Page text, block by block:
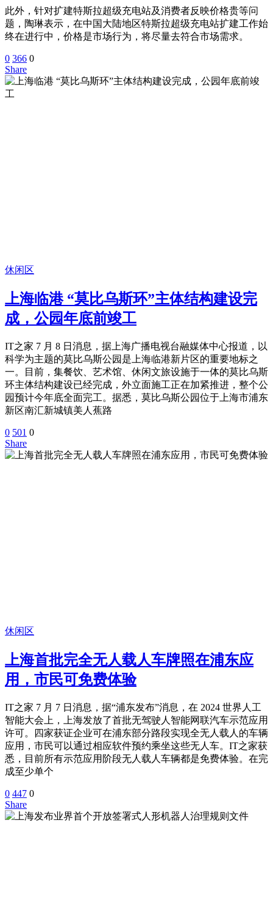
此外，针对扩建特斯拉超级充电站及消费者反映价格贵等问
题，陶琳表示，在中国大陆地区特斯拉超级充电站扩建工作始
终在进行中，价格是市场行为，将尽量去符合市场需求。
0 366 0
Share
休闲区
上海临港 “莫比乌斯环”主体结构建设完
成，公园年底前竣工
IT之家 7 月 8 日消息，据上海广播电视台融媒体中心报道，以
科学为主题的莫比乌斯公园是上海临港新片区的重要地标之
一。目前，集餐饮、艺术馆、休闲文旅设施于一体的莫比乌斯
环主体结构建设已经完成，外立面施工正在加紧推进，整个公
园预计今年底全面完工。据悉，莫比乌斯公园位于上海市浦东
新区南汇新城镇美人蕉路
0 501 0
Share
休闲区
上海首批完全无人载人车牌照在浦东应
用，市民可免费体验
IT之家 7 月 7 日消息，据“浦东发布”消息，在 2024 世界人工
智能大会上，上海发放了首批无驾驶人智能网联汽车示范应用
许可。四家获证企业可在浦东部分路段实现全无人载人的车辆
应用，市民可以通过相应软件预约乘坐这些无人车。IT之家获
悉，目前所有示范应用阶段无人载人车辆都是免费体验。在完
成至少单个
0 447 0
Share